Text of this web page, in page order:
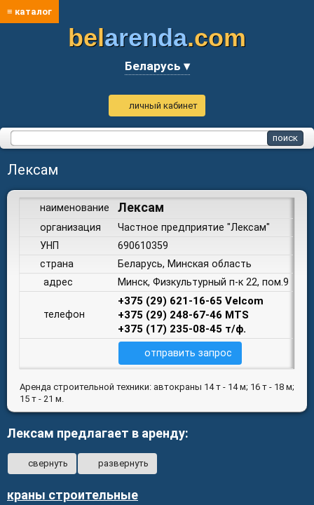
≡ каталог
belarenda.com
Беларусь ▾
личный кабинет
Лексам
наименование Лексам
организация
Частное предприятие "Лексам"
УНП
690610359
страна
Беларусь, Минская область
адрес
Минск, Физкультурный п-к 22, пом.9
телефон
+375 (29) 621-16-65 Velcom
+375 (29) 248-67-46 МТS
+375 (17) 235-08-45 т/ф.
отправить запрос
Аренда строительной техники: автокраны 14 т - 14 м; 16 т - 18 м;
15 т - 21 м.
Лексам предлагает в аренду:
свернуть развернуть
краны строительные